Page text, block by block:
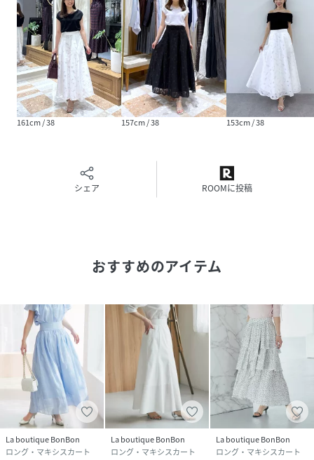
洗濯方法：手洗い
透け感：ややあり
光沢：ややあり
裏地：あり
生地の厚さ：ふつう
伸縮性：なし
▼NEWSで詳しくご紹介▼
原産国
素材
表地:レーヨン76% ポリエステル24%
裏地:ポリエステル100%
サイズ 36、38
品番
RX4774_LBZ1061501A0005
(LBZ1061501A0005-3-6 RX4774)
161cm / 38 157cm / 38 153cm / 38
シェア ROOMに投稿
おすすめのアイテム
La boutique BonBon
ロング・マキシスカート
La boutique BonBon
ロング・マキシスカート
La boutique BonBon
ロング・マキシスカート